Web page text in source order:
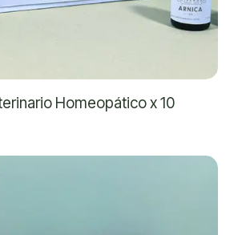
Homeopático x 10